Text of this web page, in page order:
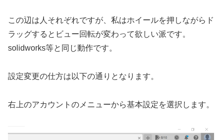
この辺は人それぞれですが、私はホイールを押しながらド
ラッグするとビュー回転が変わって欲しい派です。
solidworks等と同じ動作です。
設定変更の仕方は以下の通りとなります。
右上のアカウントのメニューから基本設定を選択します。